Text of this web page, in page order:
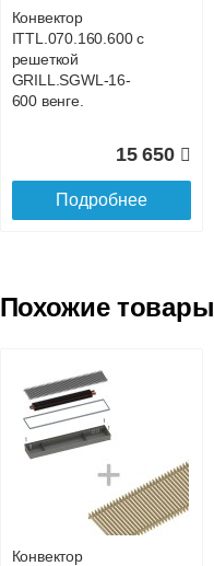
Доставка в регионы России.
Конвектор
ITTL.070.160.600 с
решеткой
GRILL.SGWL-16-
600 венге.
15 650
Подробнее
Конвектор
ITTL.070.160.1100
GRILL.SGWL-16-
Похожие товары
Конвектор